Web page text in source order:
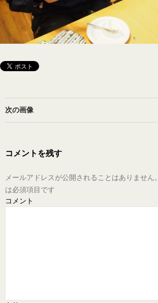
次の画像
コメントを残す
メールアドレスが公開されることはありません。
は必須項目です
コメント